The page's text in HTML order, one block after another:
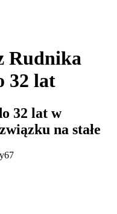
Rudnika
32 lat
32 lat w
na stałe